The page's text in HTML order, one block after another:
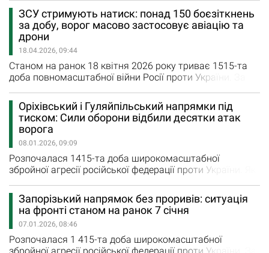
заволоділа серцями двох мужніх хороших людей. Про
песика - насамкінець, це вишенька на торті. Спершу
хочу, щоб земляки дізналися про одного із захисників
Запорізького краю, офіцера Володимира Шуляка,…
ЗСУ стримують натиск: понад 150 боєзіткнень
за добу, ворог масово застосовує авіацію та
дрони
18.04.2026, 09:44
Станом на ранок 18 квітня 2026 року триває 1515-та
доба повномасштабної війни Росії проти України. За
залишається напруженою: протягом минулої доби
зафіксовано 151 бойове зіткнення. Російські війська
продовжують активні спроби прориву та покращення
тактичного положення, однак Сили оборони України
ефективно стримують…
Оріхівський і Гуляйпільський напрямки під
тиском: Сили оборони відбили десятки атак
ворога
08.01.2026, 09:09
Розпочалася 1415-та доба широкомасштабної
збройної агресії російської федерації проти України. Як
продовжують стримувати наступ противника,
завдаючи йому значних втрат. Загальна обстановка
Протягом минулої доби зафіксовано 275 бойових
зіткнень. Противник завдав одного ракетного та 27
авіаційних ударів, застосував дві…
Запорізький напрямок без проривів: ситуація
на фронті станом на ранок 7 січня
07.01.2026, 08:46
Розпочалася 1 415-та доба широкомасштабної